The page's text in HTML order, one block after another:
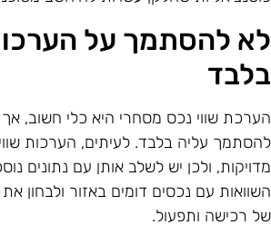
להסתמך על
שווי נכס מסחרי היא כלי חשוב, אך
עליה בלבד. לעיתים, הערכות שווי
ולכן יש לשלב אותן עם נתונים
עם נכסים דומים באזור ולבחון את
רכישה ותפעול.